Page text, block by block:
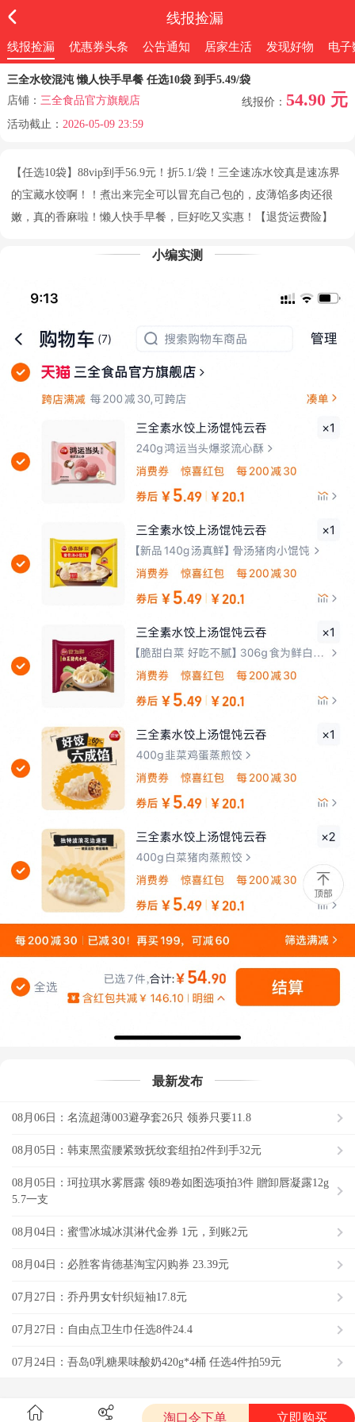
线报捡漏
线报捡漏 优惠券头条 公告通知 居家生活 发现好物 电子
三全水饺混沌 懒人快手早餐 任选10袋 到手5.49/袋
店铺： 三全食品官方旗舰店 线报价： 54.90 元
活动截止： 2026-05-09 23:59
【任选10袋】88vip到手56.9元！折5.1/袋！三全速冻水饺真是速冻界
的宝藏水饺啊！！煮出来完全可以冒充自己包的，皮薄馅多肉还很
嫩，真的香麻啦！懒人快手早餐，巨好吃又实惠！【退货运费险】
小编实测
最新发布
08月06日：名流超薄003避孕套26只 领券只要11.8
08月05日：韩束黑蛮腰紧致抚纹套组拍2件到手32元
08月05日：珂拉琪水雾唇露 领89卷如图选项拍3件 贈卸唇凝露12g
5.7一支
08月04日：蜜雪冰城冰淇淋代金券 1元，到账2元
08月04日：必胜客肯德基淘宝闪购券 23.39元
07月27日：乔丹男女针织短袖17.8元
07月27日：自由点卫生巾任选8件24.4
07月24日：吾岛0乳糖果味酸奶420g*4桶 任选4件拍59元
淘口令下单 立即购买